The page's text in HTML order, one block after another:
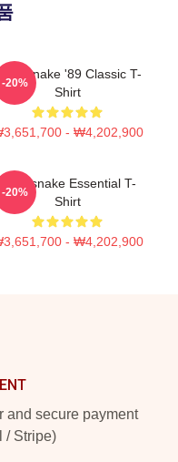
'89 Classic T-
Shirt
- ₩4,202,900
-20%
Whitesnake Essential T-
Shirt
- ₩4,202,900
-20%
and secure payment
/ Stripe)